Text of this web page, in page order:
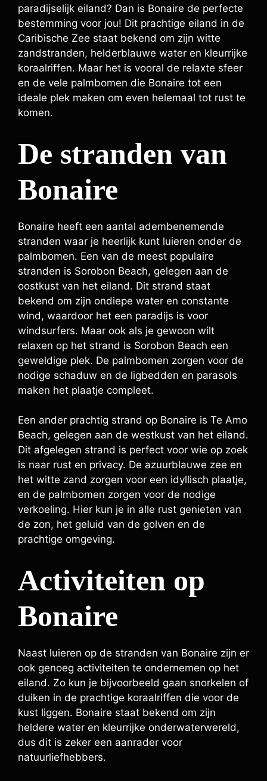
paradijselijk eiland? Dan is Bonaire de perfecte
bestemming voor jou! Dit prachtige eiland in de
Caribische Zee staat bekend om zijn witte
zandstranden, helderblauwe water en kleurrijke
koraalriffen. Maar het is vooral de relaxte sfeer
en de vele palmbomen die Bonaire tot een
ideale plek maken om even helemaal tot rust te
komen.
De stranden van
Bonaire
Bonaire heeft een aantal adembenemende
stranden waar je heerlijk kunt luieren onder de
palmbomen. Een van de meest populaire
stranden is Sorobon Beach, gelegen aan de
oostkust van het eiland. Dit strand staat
bekend om zijn ondiepe water en constante
wind, waardoor het een paradijs is voor
windsurfers. Maar ook als je gewoon wilt
relaxen op het strand is Sorobon Beach een
geweldige plek. De palmbomen zorgen voor de
nodige schaduw en de ligbedden en parasols
maken het plaatje compleet.
Een ander prachtig strand op Bonaire is Te Amo
Beach, gelegen aan de westkust van het eiland.
Dit afgelegen strand is perfect voor wie op zoek
is naar rust en privacy. De azuurblauwe zee en
het witte zand zorgen voor een idyllisch plaatje,
en de palmbomen zorgen voor de nodige
verkoeling. Hier kun je in alle rust genieten van
de zon, het geluid van de golven en de
prachtige omgeving.
Activiteiten op
Bonaire
Naast luieren op de stranden van Bonaire zijn er
ook genoeg activiteiten te ondernemen op het
eiland. Zo kun je bijvoorbeeld gaan snorkelen of
duiken in de prachtige koraalriffen die voor de
kust liggen. Bonaire staat bekend om zijn
heldere water en kleurrijke onderwaterwereld,
dus dit is zeker een aanrader voor
natuurliefhebbers.